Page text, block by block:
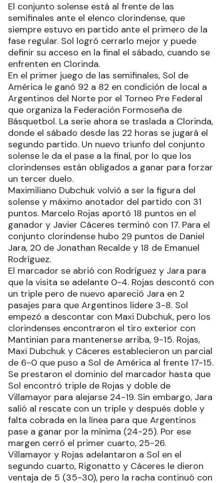
El conjunto solense está al frente de las
semifinales ante el elenco clorindense, que
siempre estuvo en partido ante el primero de la
fase regular. Sol logró cerrarlo mejor y puede
definir su acceso en la final el sábado, cuando se
enfrenten en Clorinda.
En el primer juego de las semifinales, Sol de
América le ganó 92 a 82 en condición de local a
Argentinos del Norte por el Torneo Pre Federal
que organiza la Federación Formoseña de
Básquetbol. La serie ahora se traslada a Clorinda,
donde el sábado desde las 22 horas se jugará el
segundo partido. Un nuevo triunfo del conjunto
solense le da el pase a la final, por lo que los
clorindenses están obligados a ganar para forzar
un tercer duelo.
Maximiliano Dubchuk volvió a ser la figura del
solense y máximo anotador del partido con 31
puntos. Marcelo Rojas aportó 18 puntos en el
ganador y Javier Cáceres terminó con 17. Para el
conjunto clorindense hubo 29 puntos de Daniel
Jara, 20 de Jonathan Recalde y 18 de Emanuel
Rodríguez.
El marcador se abrió con Rodríguez y Jara para
que la visita se adelante 0-4. Rojas descontó con
un triple pero de nuevo apareció Jara en 2
pasajes para que Argentinos lidere 3-8. Sol
empezó a descontar con Maxi Dubchuk, pero los
clorindenses encontraron el tiro exterior con
Mantinian para mantenerse arriba, 9-15. Rojas,
Maxi Dubchuk y Cáceres establecieron un parcial
de 6-0 que puso a Sol de América al frente 17-15.
Se prestaron el dominio del marcador hasta que
Sol encontró triple de Rojas y doble de
Villamayor para alejarse 24-19. Sin embargo, Jara
salió al rescate con un triple y después doble y
falta cobrada en la línea para que Argentinos
pase a ganar por la mínima (24-25). Por ese
margen cerró el primer cuarto, 25-26.
Villamayor y Rojas adelantaron a Sol en el
segundo cuarto, Rigonatto y Cáceres le dieron
ventaja de 5 (35-30), pero la racha continuó con